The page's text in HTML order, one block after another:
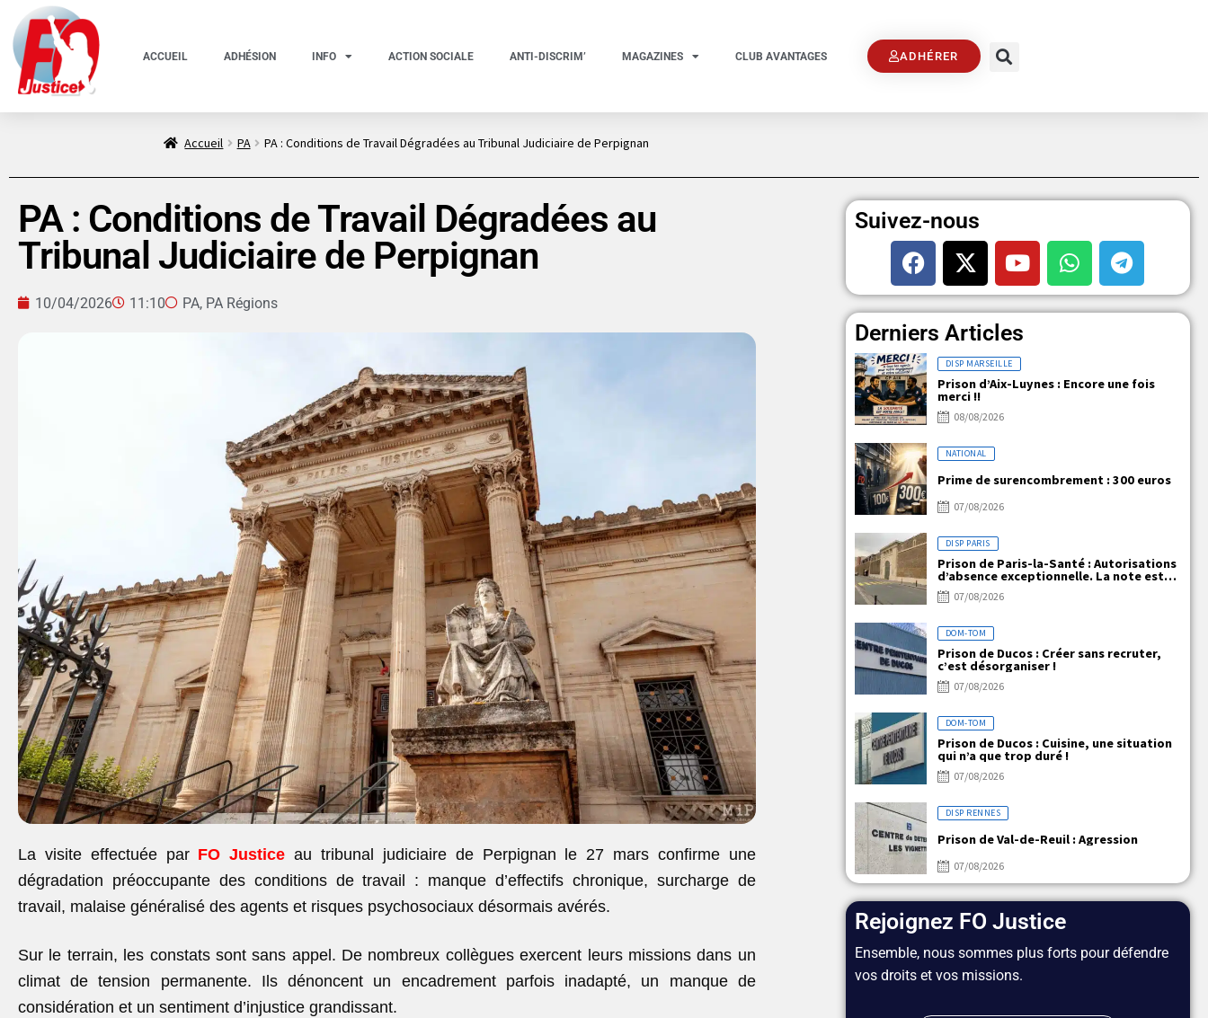
ACCUEIL ADHÉSION INFO ACTION SOCIALE ANTI-DISCRIM’ MAGAZINES CLUB AVANTAGES ADHÉRER
Accueil PA PA : Conditions de Travail Dégradées au Tribunal Judiciaire de Perpignan
PA : Conditions de Travail Dégradées au
Tribunal Judiciaire de Perpignan
10/04/2026 11:10 PA, PA Régions
La visite effectuée par FO Justice au tribunal judiciaire de Perpignan le 27 mars confirme une
dégradation préoccupante des conditions de travail : manque d’effectifs chronique, surcharge de
travail, malaise généralisé des agents et risques psychosociaux désormais avérés.
Sur le terrain, les constats sont sans appel. De nombreux collègues exercent leurs missions dans un
climat de tension permanente. Ils dénoncent un encadrement parfois inadapté, un manque de
considération et un sentiment d’injustice grandissant.
Suivez-nous
Derniers Articles
DISP MARSEILLE
Prison d’Aix-Luynes : Encore une fois
merci !!
08/08/2026
NATIONAL
Prime de surencombrement : 300 euros
07/08/2026
DISP PARIS
Prison de Paris-la-Santé : Autorisations
d’absence exceptionnelle. La note est
claire, mais la réalité ne l’est pas !
07/08/2026
DOM-TOM
Prison de Ducos : Créer sans recruter,
c’est désorganiser !
07/08/2026
DOM-TOM
Prison de Ducos : Cuisine, une situation
qui n’a que trop duré !
07/08/2026
DISP RENNES
Prison de Val-de-Reuil : Agression
07/08/2026
Rejoignez FO Justice
Ensemble, nous sommes plus forts pour défendre
vos droits et vos missions.